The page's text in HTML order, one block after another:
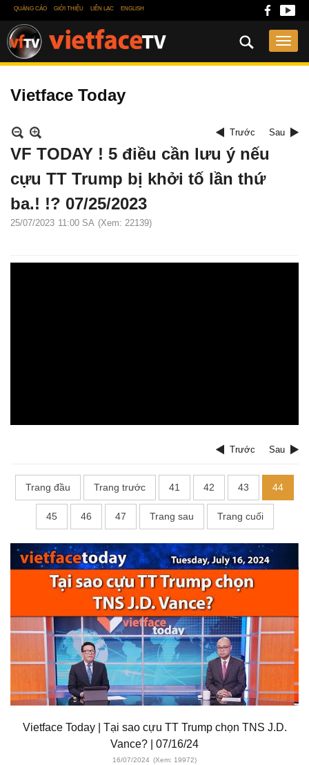
QUẢNG CÁO GIỚI THIỆU LIÊN LẠC ENGLISH
Vietface Today
Trước Sau
VF TODAY ! 5 điều cần lưu ý nếu
cựu TT Trump bị khởi tố lần thứ
ba.! !? 07/25/2023
25/07/2023 11:00 SA (Xem: 22139)
Trước Sau
Trang đầu Trang trước 41 42 43 44
45 46 47 Trang sau Trang cuối
Vietface Today | Tại sao cựu TT Trump chọn TNS J.D.
Vance? | 07/16/24
16/07/2024 (Xem: 19972)